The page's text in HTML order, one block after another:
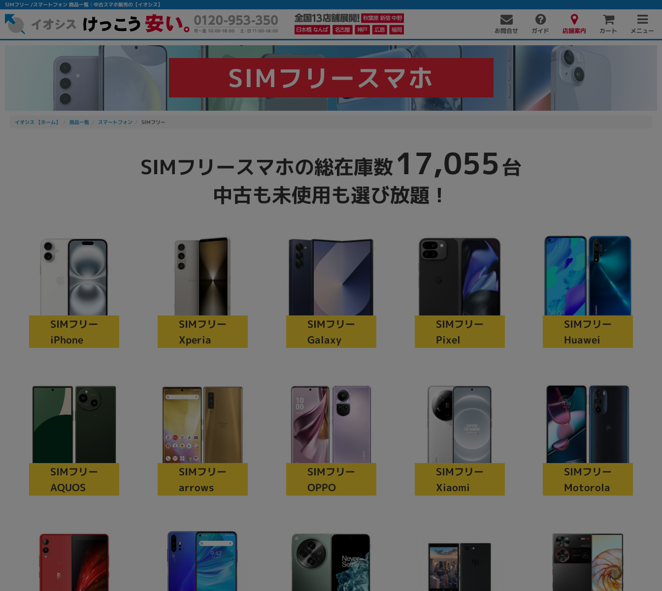
SIMフリー /スマートフォン 商品一覧│中古スマホ販売の【イオシス】
お問合せ ガイド 店舗案内 カート メニュー
SIMフリースマホ
イオシス 【ホーム】 商品一覧 スマートフォン SIMフリー
SIMフリースマホの総在庫数17,055台
中古も未使用も選び放題！
SIMフリー
iPhone
SIMフリー
Xperia
SIMフリー
Galaxy
SIMフリー
Pixel
SIMフリー
Huawei
SIMフリー
AQUOS
SIMフリー
arrows
SIMフリー
OPPO
SIMフリー
Xiaomi
SIMフリー
Motorola
モニター PC周辺機器 PCパーツ
dynabook LAVIE FMV Thinkpad
Inspiron macbook
Apple SONY Panasonic FUJITSU
Asus
商品の搭載機能による絞り込み
Webカメラ内蔵
ドライブの絞り込み
BD−R DVD-ROM
新品/未使用 Aランク
CPU
CPUの絞り込み
Apple M1 Ryzen 7
Core i7
メモリ
モニタサイズ
~